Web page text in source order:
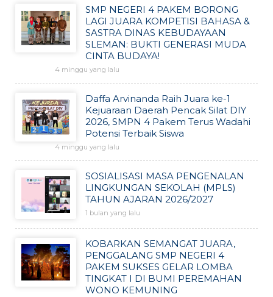
SMP NEGERI 4 PAKEM BORONG
LAGI JUARA KOMPETISI BAHASA &
SASTRA DINAS KEBUDAYAAN
SLEMAN: BUKTI GENERASI MUDA
CINTA BUDAYA!
4 minggu yang lalu
Daffa Arvinanda Raih Juara ke-1
Kejuaraan Daerah Pencak Silat DIY
2026, SMPN 4 Pakem Terus Wadahi
Potensi Terbaik Siswa
4 minggu yang lalu
SOSIALISASI MASA PENGENALAN
LINGKUNGAN SEKOLAH (MPLS)
TAHUN AJARAN 2026/2027
1 bulan yang lalu
KOBARKAN SEMANGAT JUARA,
PENGGALANG SMP NEGERI 4
PAKEM SUKSES GELAR LOMBA
TINGKAT I DI BUMI PEREMAHAN
WONO KEMUNING